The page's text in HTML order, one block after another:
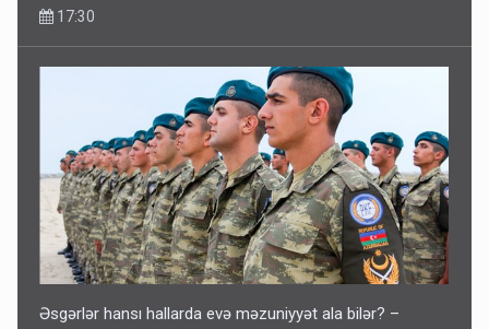
17:30
Əsgərlər hansı hallarda evə məzuniyyət ala bilər? –